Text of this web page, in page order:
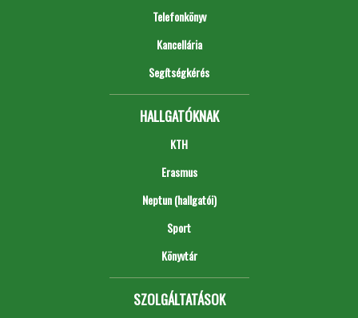
Telefonkönyv
Kancellária
Segítségkérés
HALLGATÓKNAK
KTH
Erasmus
Neptun (hallgatói)
Sport
Könyvtár
SZOLGÁLTATÁSOK